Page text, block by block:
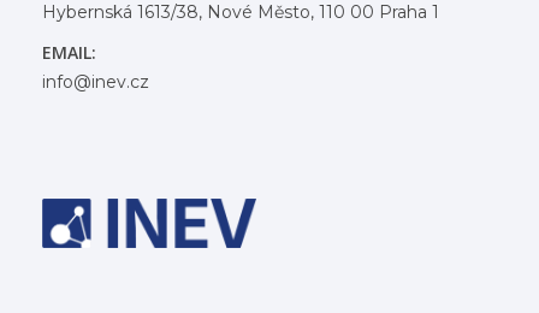
Hybernská 1613/38, Nové Město, 110 00 Praha 1
EMAIL:
info@inev.cz